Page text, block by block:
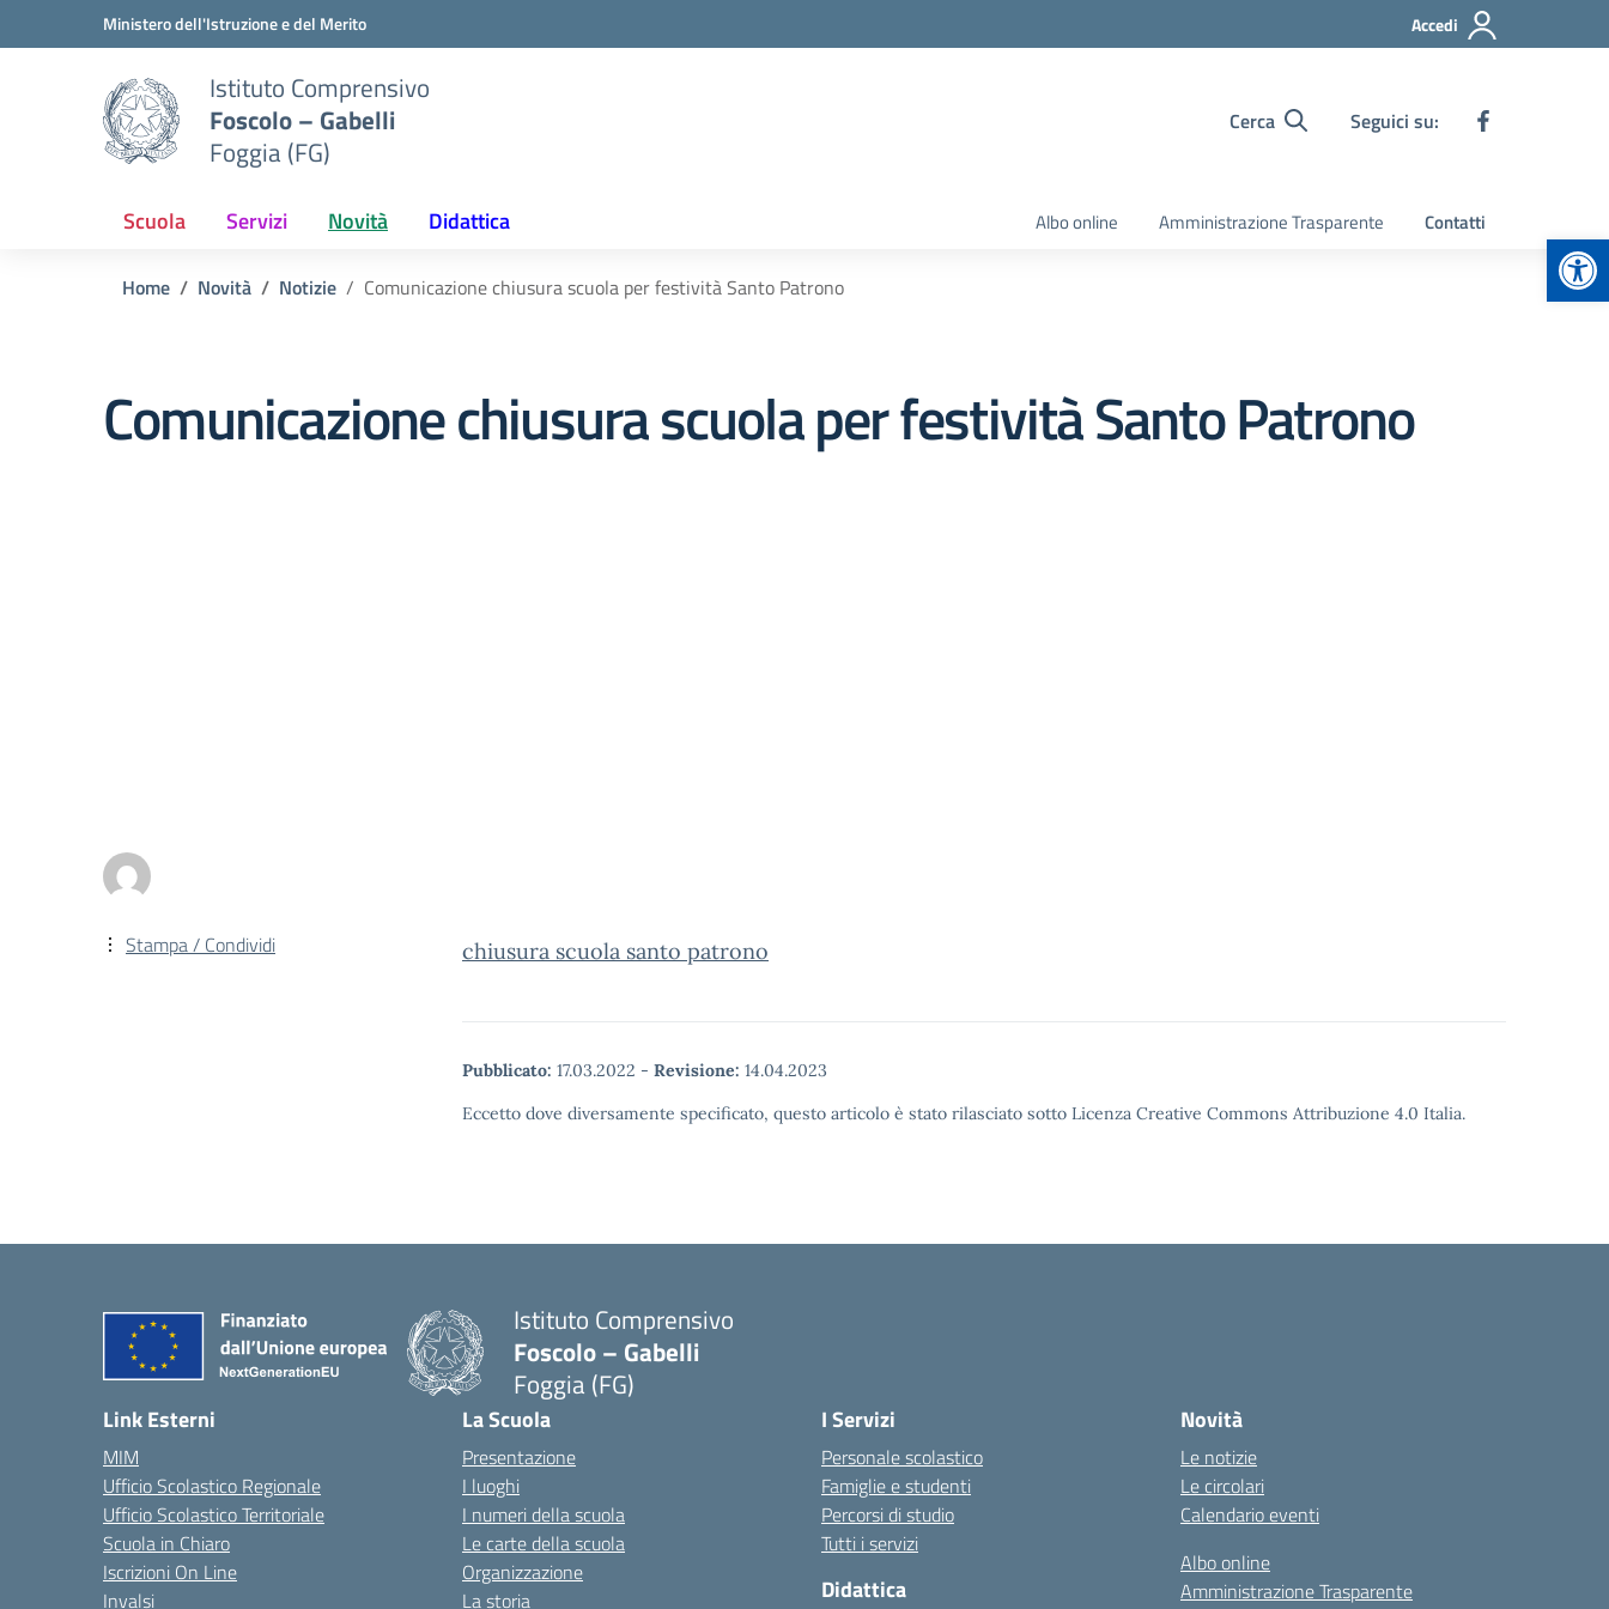
Vai ai contenuti
Vai al menu di navigazioneMinistero dell'Istruzione e del Merito Accedi
Istituto Comprensivo
Foscolo – Gabelli
Foggia (FG)
Cerca Seguici su:
Scuola Servizi Novità Didattica Albo online Amministrazione Trasparente Contatti
Home Novità Notizie Comunicazione chiusura scuola per festività Santo Patrono
Comunicazione chiusura scuola per festività Santo Patrono
chiusura scuola santo patrono
Pubblicato: 17.03.2022 - Revisione: 14.04.2023
Eccetto dove diversamente specificato, questo articolo è stato rilasciato sotto Licenza Creative Commons Attribuzione 4.0 Italia.
Stampa / Condividi
Istituto Comprensivo
Foscolo – Gabelli
Foggia (FG)
— Visita la pagina iniziale della scuola
Link Esterni
MIM
Ufficio Scolastico Regionale
Ufficio Scolastico Territoriale
Scuola in Chiaro
Iscrizioni On Line
Invalsi
La Scuola
Presentazione
I luoghi
I numeri della scuola
Le carte della scuola
Organizzazione
La storia
I Servizi
Personale scolastico
Famiglie e studenti
Percorsi di studio
Tutti i servizi
Didattica
Novità
Le notizie
Le circolari
Calendario eventi
Albo online
Amministrazione Trasparente